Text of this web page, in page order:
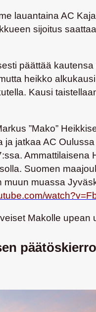
lauantaina AC
sijoitus
päättää
heikko
Kausi
”Mako”
jatkaa AC
Suomen
muassa
Makolle